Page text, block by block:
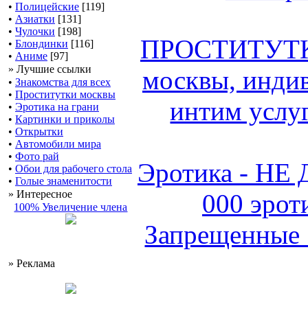
• Полицейские [119]
• Азиатки [131]
• Чулочки [198]
• Блондинки [116]
• Аниме [97]
» Лучшие ссылки
• Знакомства для всех
• Проститутки москвы
• Эротика на грани
• Картинки и приколы
• Открытки
• Автомобили мира
• Фото рай
• Обои для рабочего стола
• Голые знаменитости
» Интересное
100% Увеличение члена
» Реклама
москвы,
интим
Эротика - НЕ
000
Запрещенные